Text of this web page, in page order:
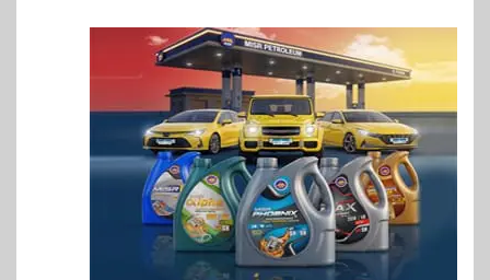
8
سوق وصلة
هواوي: هاتف nova 15
Max بطارية ضخمة وتصميم متين
جهازًا مثاليًا للشباب
9 اقتصاد
إي اف چي فاينانس تستعرض
خطط نمو «بلد» لتعزيز حضورها
في سوق تحويلات المصريين
بالخارج